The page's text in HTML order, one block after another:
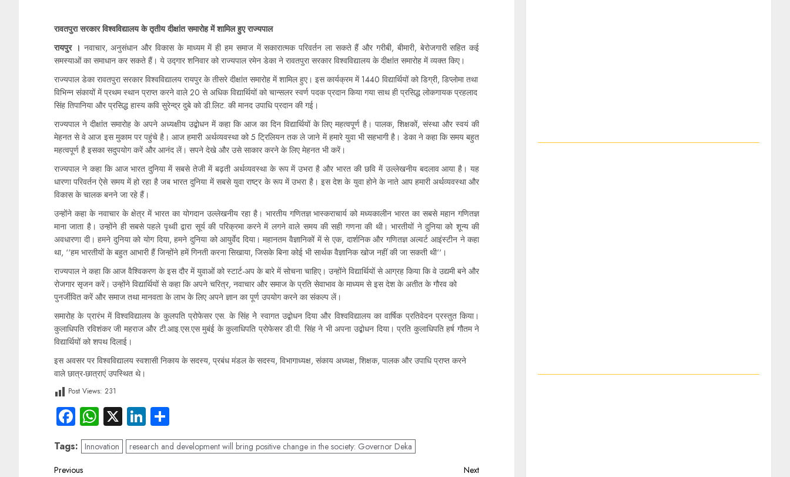
रावतपुरा सरकार विश्वविद्यालय के तृतीय दीक्षांत समारोह में शामिल हुए राज्यपाल
रायपुर । नवाचार, अनुसंधान और विकास के माध्यम में ही हम समाज में सकारात्मक परिवर्तन ला सकते हैं और गरीबी, बीमारी, बेरोजगारी सहित कई
समस्याओं का समाधान कर सकते हैं। ये उद्गार शनिवार को राज्यपाल रमेन डेका ने रावतपुरा सरकार विश्वविद्यालय के दीक्षांत समारोह में व्यक्त किए।
राज्यपाल डेका रावतपुरा सरकार विश्वविद्यालय रायपुर के तीसरे दीक्षांत समारोह में शामिल हुए। इस कार्यक्रम में 1440 विद्यार्थियों को डिग्री, डिप्लोमा तथा
विभिन्न संकायों में प्रथम स्थान प्राप्त करने वाले 20 से अधिक विद्यार्थियों को चान्सलर स्वर्ण पदक प्रदान किया गया साथ ही प्रसिद्ध लोकगायक प्रहलाद
सिंह तिपानिया और प्रसिद्ध हास्य कवि सुरेन्द्र दुबे को डी.लिट. की मानद उपाधि प्रदान की गई।
राज्यपाल ने दीक्षांत समारोह के अपने अध्यक्षीय उद्बोधन में कहा कि आज का दिन विद्यार्थियों के लिए महत्वपूर्ण है। पालक, शिक्षकों, संस्था और स्वयं की
मेहनत से वे आज इस मुकाम पर पहुंचे है। आज हमारी अर्थव्यवस्था को 5 ट्रिलियन तक ले जाने में हमारे युवा भी सहभागी है। डेका ने कहा कि समय बहुत
महत्वपूर्ण है इसका सदुपयोग करें और आनंद लें। सपने देखे और उसे साकार करने के लिए मेहनत भी करें।
राज्यपाल ने कहा कि आज भारत दुनिया में सबसे तेजी में बढ़ती अर्थव्यवस्था के रूप में उभरा है और भारत की छवि में उल्लेखनीय बदलाव आया है। यह
धारणा परिवर्तन ऐसे समय में हो रहा है जब भारत दुनिया में सबसे युवा राष्ट्र के रूप में उभरा है। इस देश के युवा होने के नाते आप हमारी अर्थव्यवस्था और
विकास के चालक बनने जा रहे हैं।
उन्होंने कहा के नवाचार के क्षेत्र में भारत का योगदान उल्लेखनीय रहा है। भारतीय गणितज्ञ भास्कराचार्य को मध्यकालीन भारत का सबसे महान गणितज्ञ
माना जाता है। उन्होंने ही सबसे पहले पृथ्वी द्वारा सूर्य की परिक्रमा करने में लगने वाले समय की सही गणना की थी। भारतीयों ने दुनिया को शून्य की
अवधारणा दी। हमने दुनिया को योग दिया, हमने दुनिया को आयुर्वेद दिया। महानतम वैज्ञानिकों में से एक, दार्शनिक और गणितज्ञ अल्वर्ट आइंस्टीन ने कहा
था, ‘‘हम भारतीयों के बहुत आभारी हैं जिन्होंने हमें गिनती करना सिखाया, जिसके बिना कोई भी सार्थक वैज्ञानिक खोज नहीं की जा सकती थी‘‘।
राज्यपाल ने कहा कि आज वैश्विकरण के इस दौर में युवाओं को स्टार्ट-अप के बारे में सोचना चाहिए। उन्होंने विद्यार्थियों से आग्रह किया कि वे उद्यमी बने और
रोजगार सृजन करें। उन्होंने विद्यार्थियों से कहा कि अपने चरित्र, नवाचार और समाज के प्रति सेवाभाव के माध्यम से इस देश के अतीत के गौरव को
पुनर्जीवित करें और समाज तथा मानवता के लाभ के लिए अपने ज्ञान का पूर्ण उपयोग करने का संकल्प लें।
समारोह के प्रारंभ में विश्वविद्यालय के कुलपति प्रोफेसर एस. के सिंह नेे स्वागत उद्बोधन दिया और विश्वविद्यालय का वार्षिक प्रतिवेदन प्रस्तुत किया।
कुलाधिपति रविशंकर जी महराज और टी.आइ.एस.एस मुबंई के कुलाधिपति प्रोफेसर डी.पी. सिंह ने भी अपना उद्बोधन दिया। प्रति कुलाधिपति हर्ष गौतम ने
विद्यार्थियों को शपथ दिलाई।
इस अवसर पर विश्वविद्यालय स्वशासी निकाय के सदस्य, प्रबंध मंडल के सदस्य, विभागाध्यक्ष, संकाय अध्यक्ष, शिक्षक, पालक और उपाधि प्राप्त करने
वाले छात्र-छात्राएं उपस्थित थे।
Post Views: 231
Facebook
WhatsApp
X LinkedIn
Tags: Innovation
research and development will bring positive change in the society: Governor Deka
Previous
Next